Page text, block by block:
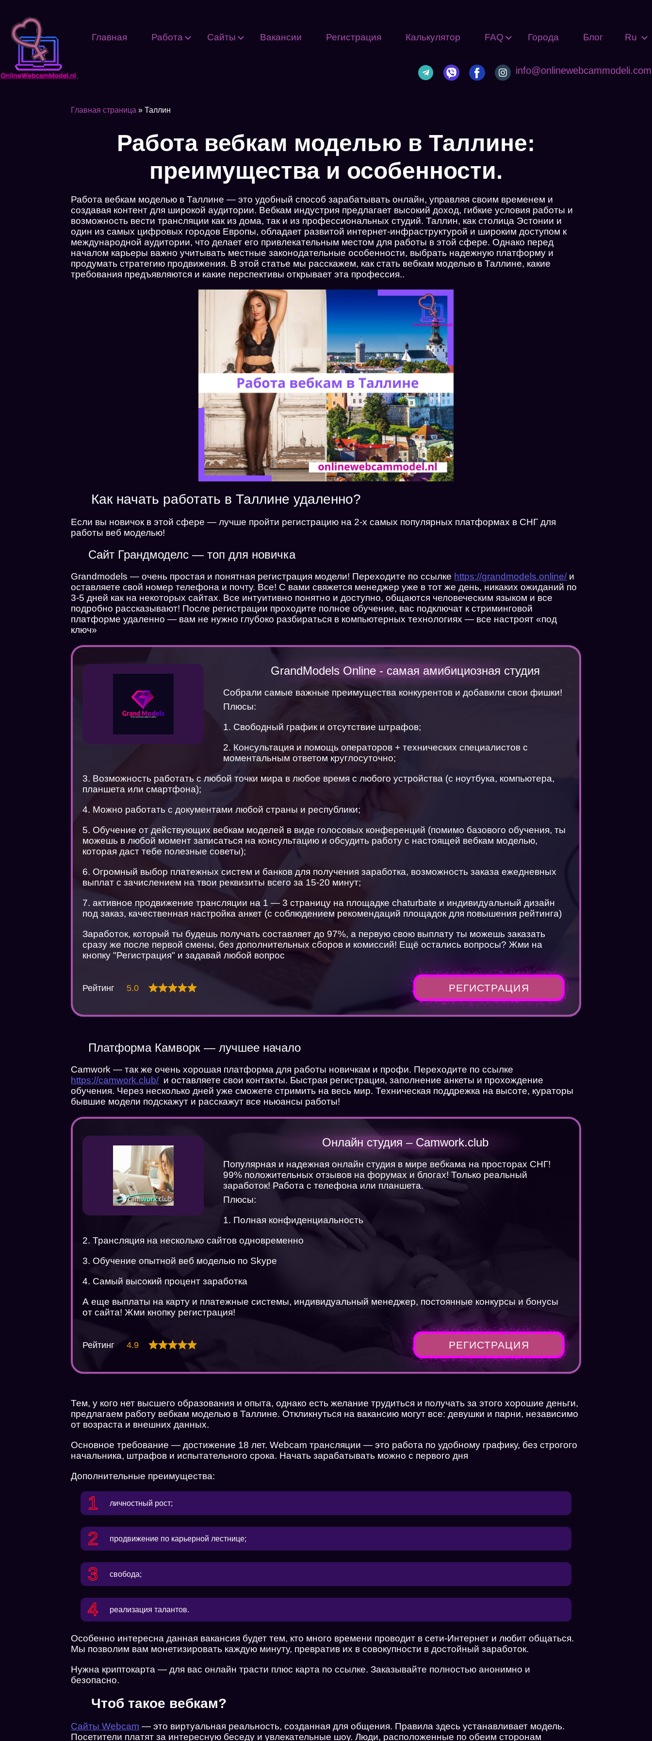
Главная Работа Сайты Вакансии Регистрация Калькулятор FAQ Города Блог Ru
info@onlinewebcammodeli.com
Главная страница »Таллин
Работа вебкам моделью в Таллине:
преимущества и особенности.
Работа вебкам моделью в Таллине — это удобный способ зарабатывать онлайн, управляя своим временем и
создавая контент для широкой аудитории. Вебкам индустрия предлагает высокий доход, гибкие условия работы и
возможность вести трансляции как из дома, так и из профессиональных студий. Таллин, как столица Эстонии и
один из самых цифровых городов Европы, обладает развитой интернет-инфраструктурой и широким доступом к
международной аудитории, что делает его привлекательным местом для работы в этой сфере. Однако перед
началом карьеры важно учитывать местные законодательные особенности, выбрать надежную платформу и
продумать стратегию продвижения. В этой статье мы расскажем, как стать вебкам моделью в Таллине, какие
требования предъявляются и какие перспективы открывает эта профессия..
Как начать работать в Таллине удаленно?
Если вы новичок в этой сфере — лучше пройти регистрацию на 2-х самых популярных платформах в СНГ для
работы веб моделью!
Сайт Грандмоделс — топ для новичка
Grandmodels — очень простая и понятная регистрация модели! Переходите по ссылке https://grandmodels.online/и
оставляете свой номер телефона и почту. Все! С вами свяжется менеджер уже в тот же день, никаких ожиданий по
3-5 дней как на некоторых сайтах. Все интуитивно понятно и доступно, общаются человеческим языком и все
подробно рассказывают! После регистрации проходите полное обучение, вас подключат к стриминговой
платформе удаленно — вам не нужно глубоко разбираться в компьютерных технологиях — все настроят «под
ключ»
GrandModels Online - самая амибициозная студия
Собрали самые важные преимущества конкурентов и добавили свои фишки!
Плюсы:
1. Свободный график и отсутствие штрафов;
2. Консультация и помощь операторов + технических специалистов с
моментальным ответом круглосуточно;
3. Возможность работать с любой точки мира в любое время с любого устройства (с ноутбука, компьютера,
планшета или смартфона);
4. Можно работать с документами любой страны и республики;
5. Обучение от действующих вебкам моделей в виде голосовых конференций (помимо базового обучения, ты
можешь в любой момент записаться на консультацию и обсудить работу с настоящей вебкам моделью,
которая даст тебе полезные советы);
6. Огромный выбор платежных систем и банков для получения заработка, возможность заказа ежедневных
выплат с зачислением на твои реквизиты всего за 15-20 минут;
7. активное продвижение трансляции на 1 — 3 страницу на площадке chaturbate и индивидуальный дизайн
под заказ, качественная настройка анкет (с соблюдением рекомендаций площадок для повышения рейтинга)
Заработок, который ты будешь получать составляет до 97%, а первую свою выплату ты можешь заказать
сразу же после первой смены, без дополнительных сборов и комиссий! Ещё остались вопросы? Жми на
кнопку "Регистрация" и задавай любой вопрос
Рейтинг 5.0 РЕГИСТРАЦИЯ
Платформа Камворк — лучшее начало
Camwork — так же очень хорошая платформа для работы новичкам и профи. Переходите по ссылке
https://camwork.club/и оставляете свои контакты. Быстрая регистрация, заполнение анкеты и прохождение
обучения. Через несколько дней уже сможете стримить на весь мир. Техническая поддрежка на высоте, кураторы
бывшие модели подскажут и расскажут все ньюансы работы!
Онлайн студия – Camwork.club
Популярная и надежная онлайн студия в мире вебкама на просторах СНГ!
99% положительных отзывов на форумах и блогах! Только реальный
заработок! Работа с телефона или планшета.
Плюсы:
1. Полная конфиденциальность
2. Трансляция на несколько сайтов одновременно
3. Обучение опытной веб моделью по Skype
4. Самый высокий процент заработка
А еще выплаты на карту и платежные системы, индивидуальный менеджер, постоянные конкурсы и бонусы
от сайта! Жми кнопку регистрация!
Рейтинг 4.9 РЕГИСТРАЦИЯ
Тем, у кого нет высшего образования и опыта, однако есть желание трудиться и получать за этого хорошие деньги,
предлагаем работу вебкам моделью в Таллине. Откликнуться на вакансию могут все: девушки и парни, независимо
от возраста и внешних данных.
Основное требование — достижение 18 лет. Webcam трансляции — это работа по удобному графику, без строгого
начальника, штрафов и испытательного срока. Начать зарабатывать можно с первого дня
Дополнительные преимущества:
личностный рост;
продвижение по карьерной лестнице;
свобода;
реализация талантов.
Особенно интересна данная вакансия будет тем, кто много времени проводит в сети-Интернет и любит общаться.
Мы позволим вам монетизировать каждую минуту, превратив их в совокупности в достойный заработок.
Нужна криптокарта — для вас онлайн трасти плюс карта по ссылке. Заказывайте полностью анонимно и
безопасно.
Чтоб такое вебкам?
Сайты Webcam — это виртуальная реальность, созданная для общения. Правила здесь устанавливает модель.
Посетители платят за интересную беседу и увлекательные шоу. Люди, расположенные по обеим сторонам
Хочешь работать веб моделью в онлайн
или смотреть на красивых веб моделей?
ХОЧУ СМОТРЕТЬ
ХОЧУ РАБОТАТЬ